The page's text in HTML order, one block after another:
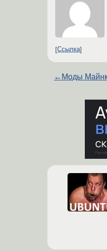
Ссылка
← Моды